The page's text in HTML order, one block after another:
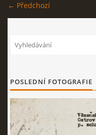
← Předchozí
POSLEDNÍ FOTOGRAFIE